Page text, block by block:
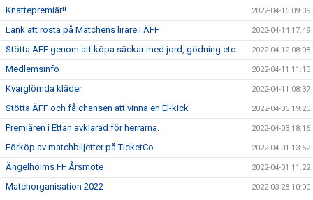
Knattepremiär!! 2022-04-16 09:39
Länk att rösta på Matchens lirare i ÄFF 2022-04-14 17:49
Stötta ÄFF genom att köpa säckar med jord, gödning etc 2022-04-12 08:08
Medlemsinfo 2022-04-11 11:13
Kvarglömda kläder 2022-04-11 08:37
Stötta ÄFF och få chansen att vinna en El-kick 2022-04-06 19:20
Premiären i Ettan avklarad för herrarna. 2022-04-03 18:16
Förköp av matchbiljetter på TicketCo 2022-04-01 13:52
Ängelholms FF Årsmöte 2022-04-01 11:22
Matchorganisation 2022 2022-03-28 10:00